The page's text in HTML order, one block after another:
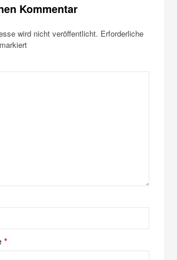
Kommentar
wird nicht veröffentlicht. Erforderliche
markiert
*